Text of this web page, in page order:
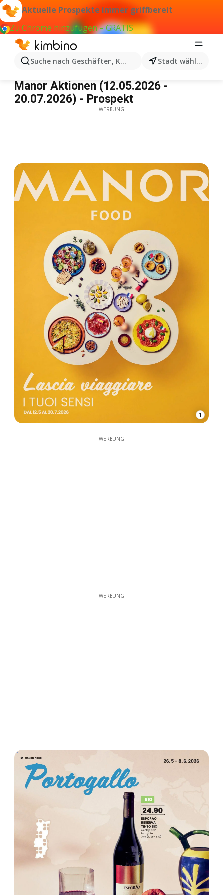
Aktuelle Prospekte immer griffbereit
Zu Chrome hinzufügen – GRATIS
Suche nach Geschäften, Kategorien, Produkten...
Stadt wählen
Manor aktionen Summer Food IT
Manor Aktionen (12.05.2026 -
20.07.2026) - Prospekt
WERBUNG
1
WERBUNG
WERBUNG